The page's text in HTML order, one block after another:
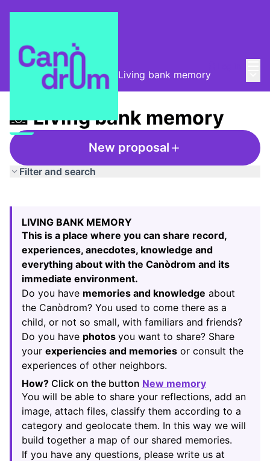
Taula de Memòries / 📸 Living bank memory
📸 Living bank memory
New proposal
Filter and search
−
LIVING BANK MEMORY
This is a place where you can share record,
experiences, anecdotes, knowledge and
everything about with the Canòdrom and its
immediate environment.
Do you have memories and knowledge about
the Canòdrom? You used to come there as a
child, or not so small, with familiars and friends?
Do you have photos you want to share? Share
your experiencies and memories or consult the
experiences of other neighbors.
How? Click on the button New memory
(Opens in
You will be able to share your reflections, add an
image, attach files, classify them according to a
category and geolocate them. In this way we will
build together a map of our shared memories.
If you have any questions, please write us at